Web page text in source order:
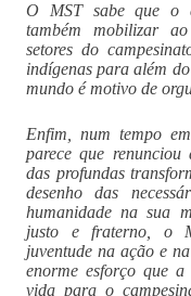
O MST sabe que o
também mobilizar
setores do
indígenas para além
mundo é motivo de
Enfim, num tempo
parece que
das profundas
desenho das
humanidade na sua
justo e fraterno, o
juventude na ação e
enorme esforço que
vida para o